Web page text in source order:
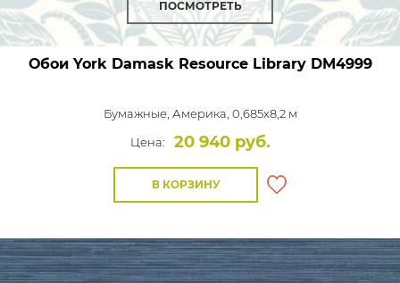
ПОСМОТРЕТЬ
Обои York Damask Resource LibraryDM4999
Бумажные, Америка, 0,685x8,2 м
Цена:
20 940 руб.
В КОРЗИНУ